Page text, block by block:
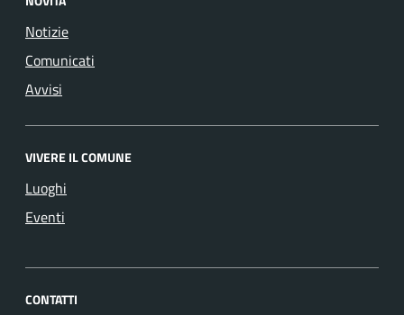
Notizie
Comunicati
Avvisi
VIVERE IL COMUNE
Luoghi
Eventi
CONTATTI